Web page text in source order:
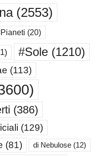
(2553)
(20)
#Sole (1210)
(113)
(386)
(129)
(81) di Nebulose (12)